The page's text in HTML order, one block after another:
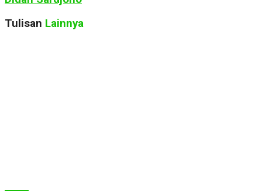
Tulisan Lainnya